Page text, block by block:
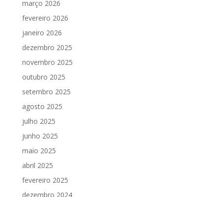
março 2026
fevereiro 2026
janeiro 2026
dezembro 2025
novembro 2025
outubro 2025
setembro 2025
agosto 2025
julho 2025
junho 2025
maio 2025
abril 2025
fevereiro 2025
dezembro 2024